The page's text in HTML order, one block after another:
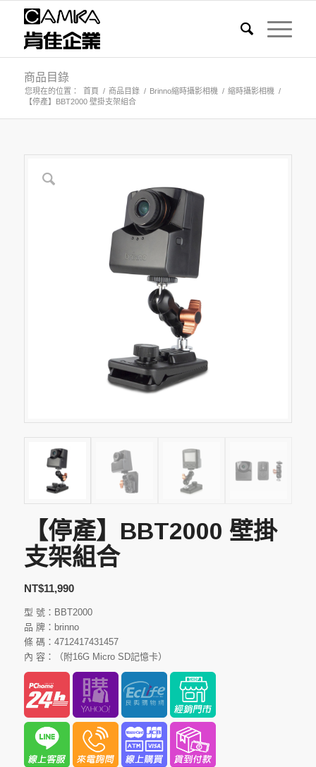
商品目錄
您現在的位置： 首頁 / 商品目錄 / Brinno縮時攝影相機 / 縮時攝影相機 /
【停產】BBT2000 壁掛支架組合
【停產】BBT2000 壁掛
支架組合
NT$11,990
型 號：BBT2000
品 牌：brinno
條 碼：4712417431457
內 容：（附16G Micro SD記憶卡）